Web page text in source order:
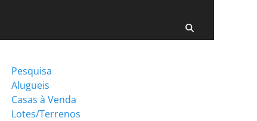
Pesquisa
Alugueis
Casas à Venda
Lotes/Terrenos